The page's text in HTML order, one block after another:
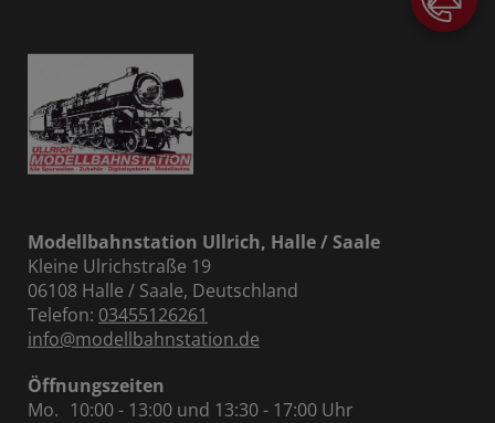
Modellbahnstation Ullrich, Halle / Saale
Kleine Ulrichstraße 19
06108 Halle / Saale, Deutschland
Telefon: 03455126261
info@modellbahnstation.de
Öffnungszeiten
Mo. 10:00 - 13:00 und 13:30 - 17:00 Uhr